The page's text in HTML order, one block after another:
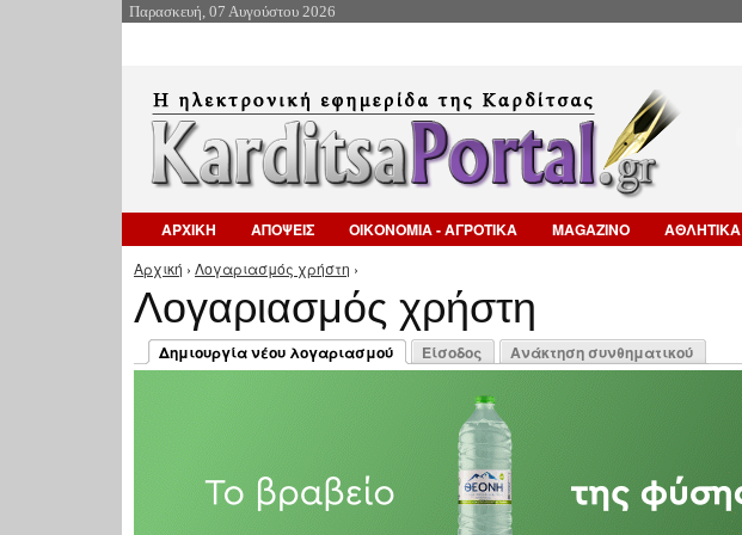
Παρασκευή, 07 Αυγούστου 2026
ΑΡΧΙΚΗ ΑΠΟΨΕΙΣ ΟΙΚΟΝΟΜΙΑ - ΑΓΡΟΤΙΚΑ MAGAZINO ΑΘΛΗΤΙΚΑ
Είστε εδώ
Αρχική › Λογαριασμός χρήστη ›
Λογαριασμός χρήστη
Πρωτεύουσες καρτέλες
Δημιουργία νέου λογαριασμού
(ενεργή καρτέλα)
Είσοδος Ανάκτηση συνθηματικού